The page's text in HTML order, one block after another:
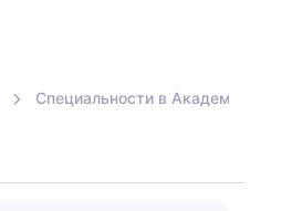
Специальности в Академии